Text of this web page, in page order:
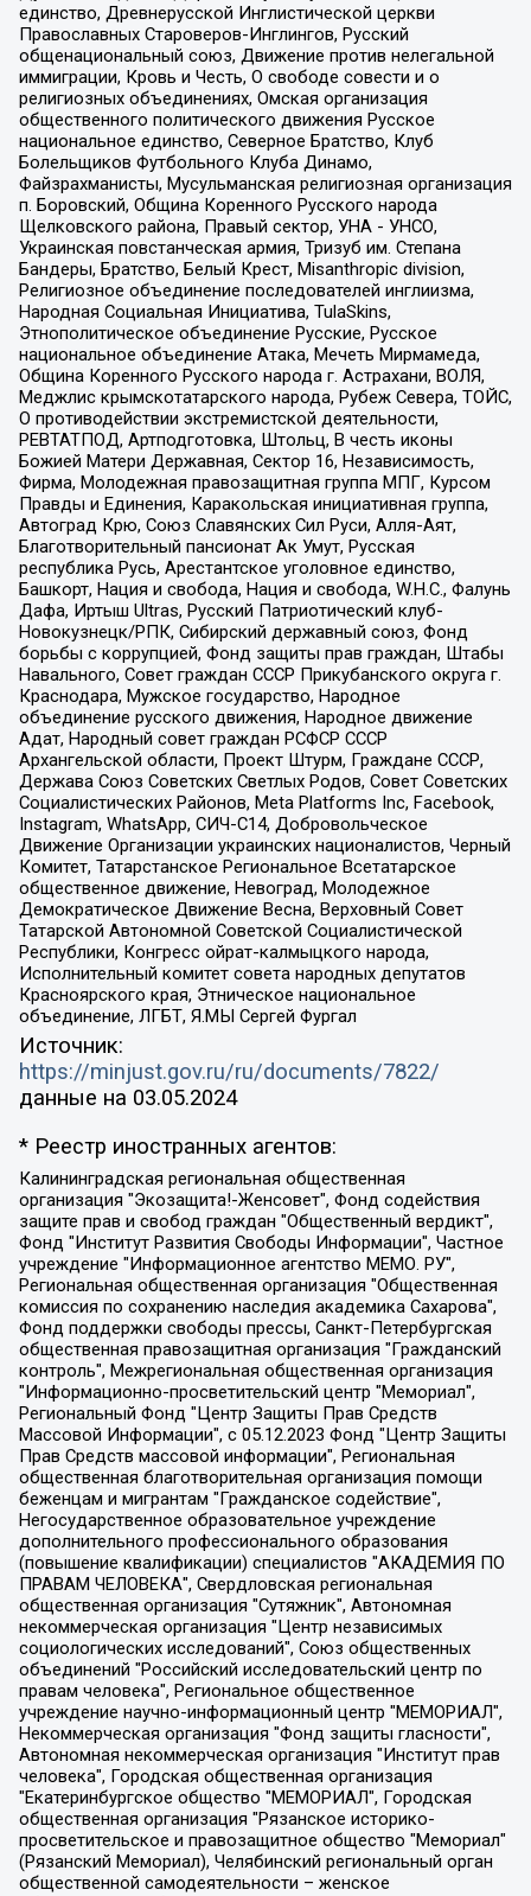
единство, Древнерусской Инглистической церкви
Православных Староверов-Инглингов, Русский
общенациональный союз, Движение против нелегальной
иммиграции, Кровь и Честь, О свободе совести и о
религиозных объединениях, Омская организация
общественного политического движения Русское
национальное единство, Северное Братство, Клуб
Болельщиков Футбольного Клуба Динамо,
Файзрахманисты, Мусульманская религиозная организация
п. Боровский, Община Коренного Русского народа
Щелковского района, Правый сектор, УНА - УНСО,
Украинская повстанческая армия, Тризуб им. Степана
Бандеры, Братство, Белый Крест, Misanthropic division,
Религиозное объединение последователей инглиизма,
Народная Социальная Инициатива, TulaSkins,
Этнополитическое объединение Русские, Русское
национальное объединение Атака, Мечеть Мирмамеда,
Община Коренного Русского народа г. Астрахани, ВОЛЯ,
Меджлис крымскотатарского народа, Рубеж Севера, ТОЙС,
О противодействии экстремистской деятельности,
РЕВТАТПОД, Артподготовка, Штольц, В честь иконы
Божией Матери Державная, Сектор 16, Независимость,
Фирма, Молодежная правозащитная группа МПГ, Курсом
Правды и Единения, Каракольская инициативная группа,
Автоград Крю, Союз Славянских Сил Руси, Алля-Аят,
Благотворительный пансионат Ак Умут, Русская
республика Русь, Арестантское уголовное единство,
Башкорт, Нация и свобода, Нация и свобода, W.H.С., Фалунь
Дафа, Иртыш Ultras, Русский Патриотический клуб-
Новокузнецк/РПК, Сибирский державный союз, Фонд
борьбы с коррупцией, Фонд защиты прав граждан, Штабы
Навального, Совет граждан СССР Прикубанского округа г.
Краснодара, Мужское государство, Народное
объединение русского движения, Народное движение
Адат, Народный совет граждан РСФСР СССР
Архангельской области, Проект Штурм, Граждане СССР,
Держава Союз Советских Светлых Родов, Совет Советских
Социалистических Районов, Meta Platforms Inc, Facebook,
Instagram, WhatsApp, СИЧ-С14, Добровольческое
Движение Организации украинских националистов, Черный
Комитет, Татарстанское Региональное Всетатарское
общественное движение, Невоград, Молодежное
Демократическое Движение Весна, Верховный Совет
Татарской Автономной Советской Социалистической
Республики, Конгресс ойрат-калмыцкого народа,
Исполнительный комитет совета народных депутатов
Красноярского края, Этническое национальное
объединение, ЛГБТ, Я.МЫ Сергей Фургал
Источник:
https://minjust.gov.ru/ru/documents/7822/
данные на 03.05.2024
* Реестр иностранных агентов:
Калининградская региональная общественная организация "Экозащита!-Женсовет", Фонд содействия защите прав и свобод граждан "Общественный вердикт", Фонд "Институт Развития Свободы Информации", Частное учреждение "Информационное агентство МЕМО. РУ", Региональная общественная организация "Общественная комиссия по сохранению наследия академика Сахарова", Фонд поддержки свободы прессы, Санкт-Петербургская общественная правозащитная организация "Гражданский контроль", Межрегиональная общественная организация "Информационно-просветительский центр "Мемориал", Региональный Фонд "Центр Защиты Прав Средств Массовой Информации", с 05.12.2023 Фонд "Центр Защиты Прав Средств массовой информации", Региональная общественная благотворительная организация помощи беженцам и мигрантам "Гражданское содействие", Негосударственное образовательное учреждение дополнительного профессионального образования (повышение квалификации) специалистов "АКАДЕМИЯ ПО ПРАВАМ ЧЕЛОВЕКА", Свердловская региональная общественная организация "Сутяжник", Автономная некоммерческая организация "Центр независимых социологических исследований", Союз общественных объединений "Российский исследовательский центр по правам человека", Региональное общественное учреждение научно-информационный центр "МЕМОРИАЛ", Некоммерческая организация "Фонд защиты гласности", Автономная некоммерческая организация "Институт прав человека", Городская общественная организация "Екатеринбургское общество "МЕМОРИАЛ", Городская общественная организация "Рязанское историко-просветительское и правозащитное общество "Мемориал" (Рязанский Мемориал), Челябинский региональный орган общественной самодеятельности – женское общественное объединение "Женщины Евразии", Челябинский региональный орган общественной самодеятельности "Уральская правозащитная группа", Фонд содействия защите здоровья и социальной справедливости имени Андрея Рылькова, Автономная Некоммерческая Организация "Аналитический Центр Юрия Левады", Автономная некоммерческая организация социальной поддержки населения "Проект Апрель", Региональная общественная организация помощи женщинам и детям, находящимся в кризисной ситуации "Информационно-методический центр "Анна", Фонд содействия развитию массовых коммуникаций и правовому просвещению "Так-так-Так", Фонд содействия устойчивому развитию "Серебряная тайга", Свердловский региональный общественный фонд социальных проектов "Новое время", "Idel.Реалии", Кавказ.Реалии, Крым.Реалии, Телеканал Настоящее Время, Татаро-башкирская служба Радио Свобода (Azatliq Radiosi), Радио Свободная Европа/Радио Свобода (PCE/PC), "Сибирь.Реалии", "Фактограф", Благотворительный фонд помощи осужденным и их семьям, Автономная некоммерческая организация "Институт глобализации и социальных движений", Фонд "В защиту прав заключенных", Частное учреждение "Центр поддержки и содействия развитию средств массовой информации", Пензенский региональный общественный благотворительный фонд "Гражданский союз", "Север.Реалии", Некоммерческая организация Фонд "Правовая инициатива", Общество с ограниченной ответственностью "Радио Свободная Европа/Радио Свобода", Чешское информационное агентство "MEDIUM-ORIENT", Красноярская региональная общественная организация "Мы против СПИДа", Камалягин Денис Николаевич, Маркелов Сергей Евгеньевич, Пономарев Лев Александрович, Савицкая Людмила Алексеевна, Автономная некоммерческая организация "Центр по работе с проблемой насилия "НАСИЛИЮ.НЕТ", Межрегиональный профессиональный союз работников здравоохранения "Альянс врачей", Юридическое лицо, зарегистрированное в Латвийской Республике, SIA "Medusa Project" (регистрационный номер 40103797863, дата регистрации 10.06.2014), Некоммерческая организация "Фонд по борьбе с коррупцией", Автономная некоммерческая организация "Институт права и публичной политики", Баданин Роман Сергеевич, Гликин Максим Александрович, Железнова Мария Михайловна, Лукьянова Юлия Сергеевна, Маетная Елизавета Витальевна, Маняхин Петр Борисович, Чуракова Ольга Владимировна, Ярош Юлия Петровна, Юридическое лицо "The Insider SIA", зарегистрированное в Риге, Латвийская Республика (дата регистрации 26.06.2015), являющееся администратором доменного имени интернет-издания "The Insider SIA", https://theins.ru, Постернак Алексей Евгеньевич, Рубин Михаил Аркадьевич, Анин Роман Александрович, Юридическое лицо Istories fonds, зарегистрированное в Латвийской Республике (регистрационный номер 50008295751, дата регистрации 24.02.2020), Великовский Дмитрий Александрович, Долинина Ирина Николаевна, Мароховская Алеся Алексеевна, Шлейнов Роман Юрьевич, Шмагун Олеся Валентиновна, Общество с ограниченной ответственностью "Альтаир 2021", Общество с ограниченной ответственностью "Вега 2021", Общество с ограниченной ответственностью "Главный редактор 2021", Общество с ограниченной ответственностью "Ромашки монолит", Важенков Артем Валерьевич, Ивановская областная общественная организация "Центр гендерных исследований", Гурман Юрий Альбертович, Медиапроект "ОВД-Инфо", Егоров Владимир Владимирович, Жилинский Владимир Александрович, Общество с ограниченной ответственностью "ЗП", Иванова София Юрьевна, Карезина Инна Павловна, Кильтау Екатерина Викторовна, Петров Алексей Викторович, Пискунов Сергей Евгеньевич, Смирнов Сергей Сергеевич, Тихонов Михаил Сергеевич, Общество с ограниченной ответственностью "ЖУРНАЛИСТ-ИНОСТРАННЫЙ АГЕНТ", Арапова Галина Юрьевна, Вольтская Татьяна Анатольевна, Американская компания "Mason G.E.S. Anonymous Foundation" (США), являющаяся владельцем интернет-издания https://mnews.world/, Компания "Stichting Bellingcat", зарегистрированная в Нидерландах (дата регистрации 11.07.2018), Захаров Андрей Вячеславович, Клепиковская Екатерина Дмитриевна, Общество с ограниченной ответственностью "МЕМО", Перл Роман Александрович, Симонов Евгений Алексеевич, Соловьева Елена Анатольевна, Сотников Даниил Владимирович, Сурначева Елизавета Дмитриевна, Автономная некоммерческая организация по защите прав человека и информированию населения "Якутия – Наше Мнение", Общество с ограниченной ответственностью "Москоу диджитал медиа", с 26.01.2023 Общество с ограниченной ответственностью "Чайка Белые сады", Ветошкина Валерия Валерьевна, Заговора Максим Александрович, Межрегиональное общественное движение "Российская ЛГБТ - сеть", Оленичев Максим Владимирович, Павлов Иван Юрьевич, Скворцова Елена Сергеевна, Общество с ограниченной ответственностью "Как бы инагент", Кочетков Игорь Викторович, Общество с ограниченной ответственностью "Честные выборы", Еланчик Олег Александрович, Общество с ограниченной ответственностью "Нобелевский призыв", Гималова Регина Эмилевна, Григорьев Андрей Валерьевич, Григорьева Алина Александровна, Ассоциация по содействию защите прав призывников, альтернативнослужащих и военнослужащих "Правозащитная группа "Гражданин.Армия.Право", Хисамова Регина Фаритовна, Автономная некоммерческая организация по реализации социально-правовых программ "Лилит", Дальневосточное общественное движение "Маяк", Санкт-Петербургская ЛГБТ-инициативная группа "Выход", Инициативная группа ЛГБТ+ "Реверс", Алексеев Андрей Викторович, Бекбулатова Таисия Львовна, Беляев Иван Михайлович, Владыкина Елена Сергеевна, Гельман Марат Александрович, Никульшина Вероника Юрьевна, Толоконникова Надежда Андреевна, Шендерович Виктор Анатольевич, Общество с ограниченной ответственностью "Данное сообщение", Общество с ограниченной ответственностью Издательский дом "Новая глава", Айнбиндер Александра Александровна, Московский комьюнити-центр для ЛГБТ+инициатив, Благотворительный фонд развития филантропии, Deutsche Welle (Германия, Kurt-Schumacher-Strasse 3, 53113 Bonn), Борзунова Мария Михайловна, Воробьев Виктор Викторович, Голубева Анна Львовна, Константинова Алла Михайловна, Малкова Ирина Владимировна, Мурадов Мурад Абдулгалимович, Осетинская Елизавета Николаевна, Понасенков Евгений Николаевич, Ганапольский Матвей Юрьевич, Киселев Евгений Алексеевич, Борухович Ирина Григорьевна, Дремин Иван Тимофеевич, Дубровский Дмитрий Викторович, Красноярская региональная общественная организация поддержки и развития альтернативных образовательных технологий и межкультурных коммуникаций "ИНТЕРРА", Маяковская Екатерина Алексеевна, Фейгин Марк Захарович, Филимонов Андрей Викторович, Дзугкоева Регина Николаевна, Доброхотов Роман Александрович, Дудь Юрий Александрович, Елкин Сергей Владимирович, Кругликов Кирилл Игоревич, Сабунаева Мария Леонидовна, Семенов Алексей Владимирович, Шаинян Карен Багратович, Шульман Екатерина Михайловна, Асафьев Артур Валерьевич, Вахштайн Виктор Семенович, Венедиктов Алексей Алексеевич, Лушникова Екатерина Евгеньевна, Волков Леонид Михайлович, Невзоров Александр Глебович, Пархоменко Сергей Борисович, Сироткин Ярослав Николаевич, Кара-Мурза Владимир Владимирович, Баранова Наталья Владимировна, Гозман Леонид Яковлевич, Кагарлицкий Борис Юльевич, Климарев Михаил Валерьевич, Милов Владимир Станиславович, Автономная некоммерческая организация Краснодарский центр современного искусства "Типография", Моргенштерн Алишер Тагирович, Соболь Любовь Эдуардовна, Общество с ограниченной ответственностью "ЛИЗА НОРМ", Каспаров Гарри Кимович, Ходорковский Михаил Борисович, Общество с ограниченной ответственностью "Апрельские тезисы", Данилович Ирина Брониславовна, Кашин Олег Владимирович, Петров Николай Владимирович, Пивоваров Алексей Владимирович, Соколов Михаил Владимирович, Цветкова Юлия Владимировна, Чичваркин Евгений Александрович, Комитет против пыток/Команда против пыток, Общество с ограниченной ответственностью "Первый научный", Общество с ограниченной ответственностью "Вертолет и ко", Белоцерковская Вероника Борисовна, Кац Максим Евгеньевич, Лазарева Татьяна Юрьевна, Шаведдинов Руслан Табризович, Яшин Илья Валерьевич, Общество с ограниченной ответственностью "Иноагент ААВ", Алешковский Дмитрий Петрович, Альбац Евгения Марковна, Быков Дмитрий Львович, Галямина Юлия Евгеньевна, Лойко Сергей Леонидович, Мартынов Кирилл Константинович, Медведев Сергей Александрович, Крашенинников Федор Геннадиевич, Гордеева Катерина Вл